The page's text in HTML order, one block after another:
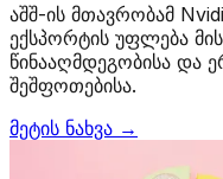
აშშ-ის მთავრობამ
ექსპორტის უფლება
წინააღმდეგობისა და
შეშფოთებისა.
მეტის ნახვა →